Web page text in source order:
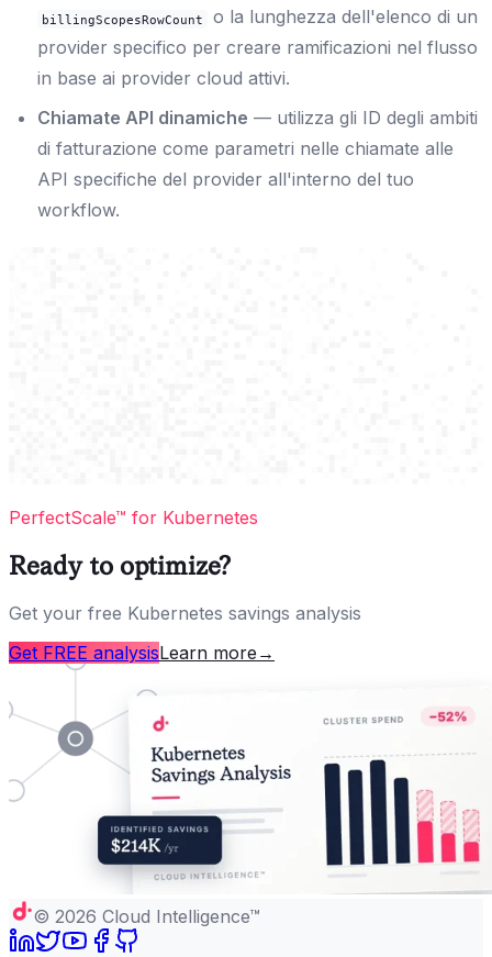
billingScopesRowCount
o la lunghezza dell'elenco di un
provider specifico per creare ramificazioni nel flusso
in base ai provider cloud attivi.
Chiamate API dinamiche — utilizza gli ID degli ambiti
di fatturazione come parametri nelle chiamate alle
API specifiche del provider all'interno del tuo
workflow.
PerfectScale™ for Kubernetes
Ready to optimize?
Get your free Kubernetes savings analysis
Get FREE analysisLearn more →
© 2026 Cloud Intelligence™